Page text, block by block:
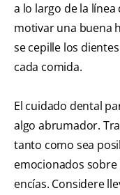
a lo largo de la línea
motivar una buena
se cepille los
cada comida.
El cuidado dental
algo abrumador.
tanto como sea
emocionados sobre
encías. Considere